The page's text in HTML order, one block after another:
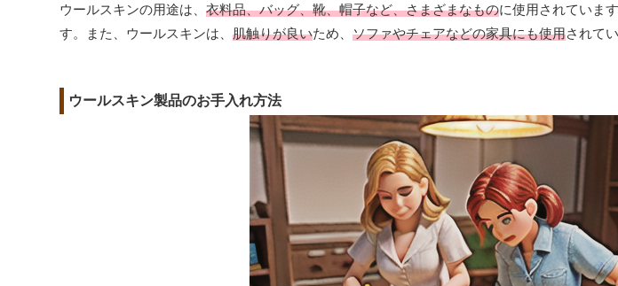
ウールスキンの用途は、 衣料品、バッグ、靴、帽子など、さまざまなものに使用されています
す。また、ウールスキンは、 肌触りが良いため、 ソファやチェアなどの家具にも使用されて
ウールスキン製品のお手入れ方法